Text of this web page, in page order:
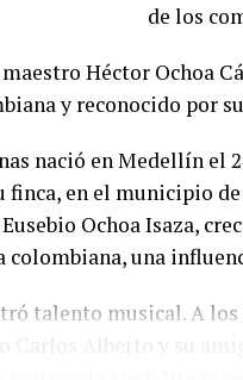
de los
Héctor Ochoa
y reconocido por
nació en Medellín el
finca, en el municipio
Ochoa Isaza,
colombiana, una
talento musical. A